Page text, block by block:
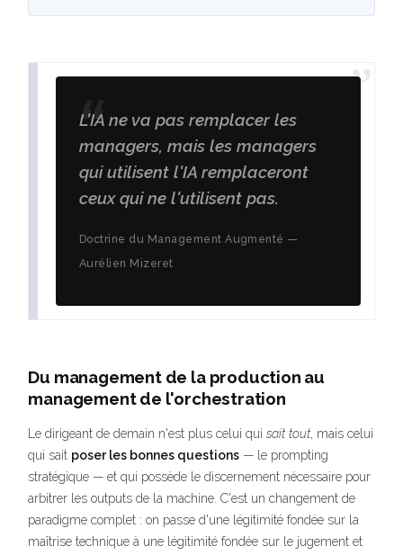
L'IA ne va pas remplacer les
managers, mais les managers
qui utilisent l'IA remplaceront
ceux qui ne l'utilisent pas.
Doctrine du Management Augmenté —
Aurélien Mizeret
Du management de la production au
management de l'orchestration
Le dirigeant de demain n'est plus celui quisait tout, mais celui
qui sait poser les bonnes questions — le prompting
stratégique — et qui possède le discernement nécessaire pour
arbitrer les outputs de la machine. C'est un changement de
paradigme complet : on passe d'une légitimité fondée sur la
maîtrise technique à une légitimité fondée sur le jugement et